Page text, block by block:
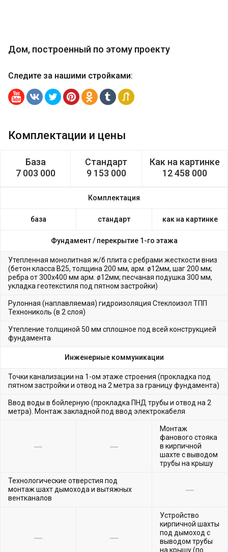
Дом, построенный по этому проекту
Следите за нашими стройками:
Комплектации и цены
База
7 003 000
Стандарт
9 153 000
Как на картинке
12 458 000
Комплектация
база стандарт как на картинке
Фундамент / перекрытие 1-го этажа
Утепленная монолитная ж/б плита с ребрами жесткости вниз
(бетон класса В25, толщина 200 мм, арм. ø12мм, шаг 200 мм;
ребра от 300х400 мм арм. ø12мм; песчаная подушка 300 мм,
укладка геотекстиля под пятном застройки)
Рулонная (наплавляемая) гидроизоляция Стеклоизол ТПП
Технониколь (в 2 слоя)
Утепление толщиной 50 мм сплошное под всей конструкцией
фундамента
Инженерные коммуникации
Точки канализации на 1-ом этаже строения (прокладка под
пятном застройки и отвод на 2 метра за границу фундамента)
Ввод воды в бойлерную (прокладка ПНД трубы и отвод на 2
метра). Монтаж закладной под ввод электрокабеля
Монтаж
фанового стояка
в кирпичной
шахте с выводом
трубы на крышу
Технологические отверстия под
монтаж шахт дымохода и вытяжных
вентканалов
Устройство
кирпичной шахты
под дымоход с
выводом трубы
на крышу (по